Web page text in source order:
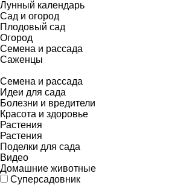
Лунный календарь
Сад и огород
Плодовый сад
Огород
Семена и рассада
Саженцы
Семена и рассада
Идеи для сада
Болезни и вредители
Красота и здоровье
Растения
Растения
Поделки для сада
Видео
Домашние животные
Суперсадовник